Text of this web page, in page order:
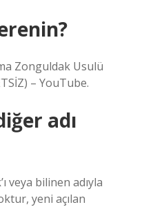
Zonguldak Usulü
– YouTube.
adı
veya bilinen adıyla
yeni açılan